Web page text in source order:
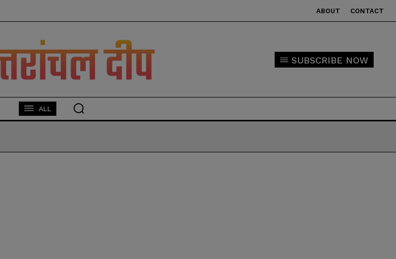
ABOUT CONTACT
SUBSCRIBE NOW
ALL